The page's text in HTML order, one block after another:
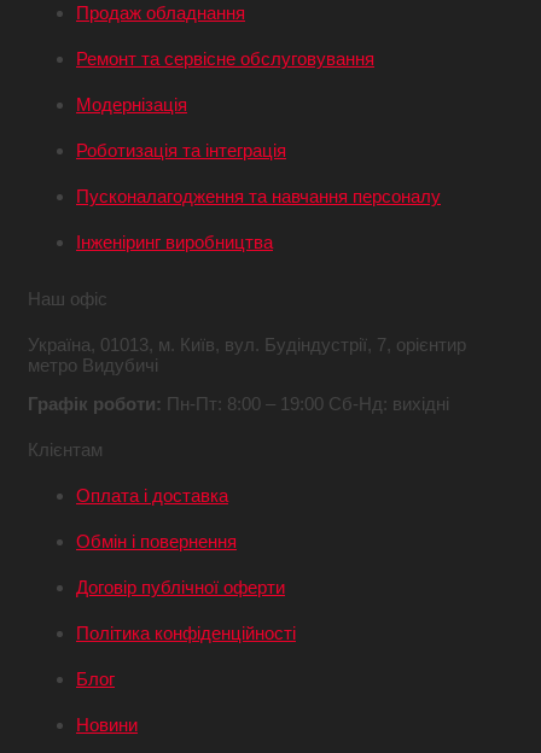
Продаж обладнання
Ремонт та сервісне обслуговування
Модернізація
Роботизація та інтеграція
Пусконалагодження та навчання персоналу
Інженіринг виробництва
Наш офіс
Україна, 01013, м. Київ, вул. Будіндустрії, 7, орієнтир
метро Видубичі
Графік роботи: Пн-Пт: 8:00 – 19:00 Сб-Нд: вихідні
Клієнтам
Оплата і доставка
Обмін і повернення
Договір публічної оферти
Політика конфіденційності
Блог
Новини